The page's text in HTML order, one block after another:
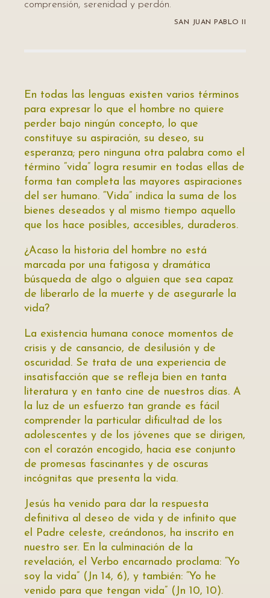
comprensión, serenidad y perdón.
SAN JUAN PABLO II
En todas las lenguas existen varios términos
para expresar lo que el hombre no quiere
perder bajo ningún concepto, lo que
constituye su aspiración, su deseo, su
esperanza; pero ninguna otra palabra como el
término “vida” logra resumir en todas ellas de
forma tan completa las mayores aspiraciones
del ser humano. “Vida” indica la suma de los
bienes deseados y al mismo tiempo aquello
que los hace posibles, accesibles, duraderos.
¿Acaso la historia del hombre no está
marcada por una fatigosa y dramática
búsqueda de algo o alguien que sea capaz
de liberarlo de la muerte y de asegurarle la
vida?
La existencia humana conoce momentos de
crisis y de cansancio, de desilusión y de
oscuridad. Se trata de una experiencia de
insatisfacción que se refleja bien en tanta
literatura y en tanto cine de nuestros días. A
la luz de un esfuerzo tan grande es fácil
comprender la particular dificultad de los
adolescentes y de los jóvenes que se dirigen,
con el corazón encogido, hacia ese conjunto
de promesas fascinantes y de oscuras
incógnitas que presenta la vida.
Jesús ha venido para dar la respuesta
definitiva al deseo de vida y de infinito que
el Padre celeste, creándonos, ha inscrito en
nuestro ser. En la culminación de la
revelación, el Verbo encarnado proclama: “Yo
soy la vida” (Jn 14, 6), y también: “Yo he
venido para que tengan vida” (Jn 10, 10).